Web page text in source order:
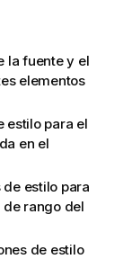
la fuente y el
elementos
estilo para el
en el
de estilo para
rango del
de estilo